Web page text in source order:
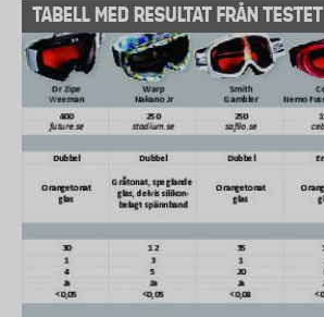
TABELL MED RESULTAT FRÅN TESTET